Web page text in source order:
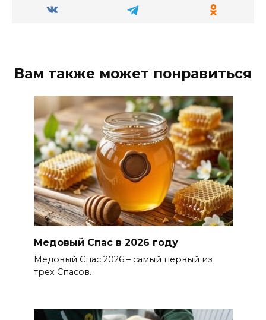
Вам также может понравиться
Медовый Спас в 2026 году
Медовый Спас 2026 – самый первый из
трех Спасов.